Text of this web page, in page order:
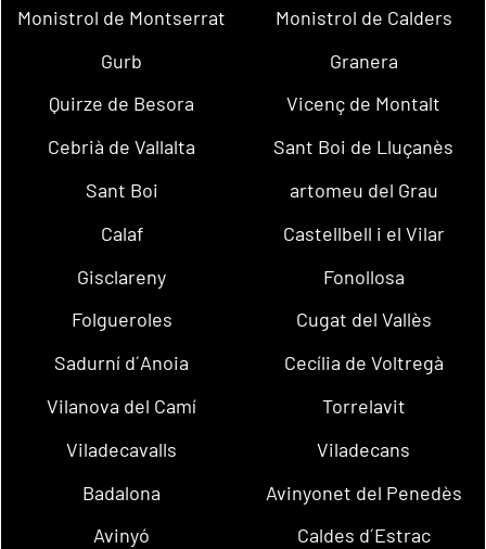
Monistrol de Montserrat
Monistrol de Calders
Gurb
Granera
Quirze de Besora
Vicenç de Montalt
Cebrià de Vallalta
Sant Boi de Lluçanès
Sant Boi
artomeu del Grau
Calaf
Castellbell i el Vilar
Gisclareny
Fonollosa
Folgueroles
Cugat del Vallès
Sadurní d´Anoia
Cecília de Voltregà
Vilanova del Camí
Torrelavit
Viladecavalls
Viladecans
Badalona
Avinyonet del Penedès
Avinyó
Caldes d´Estrac